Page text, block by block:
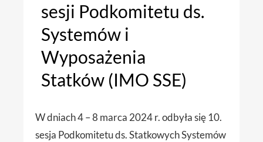
sesji Podkomitetu ds.
Systemów i
Wyposażenia
Statków (IMO SSE)
W dniach 4 – 8 marca 2024 r. odbyła się 10.
sesja Podkomitetu ds. Statkowych Systemów